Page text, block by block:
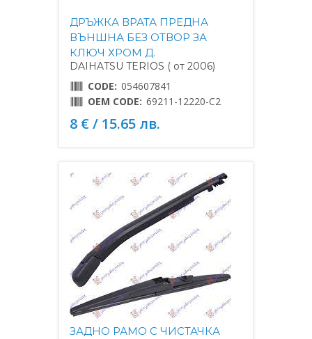
ДРЪЖКА ВРАТА ПРЕДНА
ВЪНШНА БЕЗ ОТВОР ЗА
КЛЮЧ ХРОМ Д.
DAIHATSU TERIOS ( от 2006)
CODE: 054607841
OEM CODE: 69211-12220-C2
8 € / 15.65 лв.
ЗАДНО РАМО С ЧИСТАЧКА